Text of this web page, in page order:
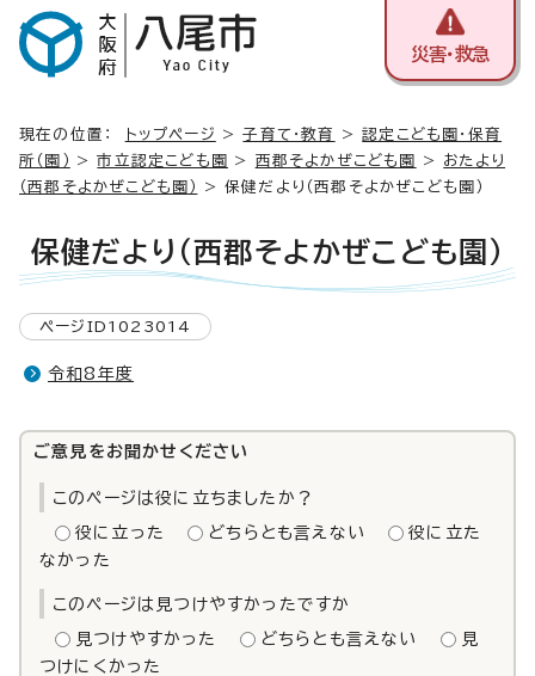
災害・救急
現在の位置： トップページ >子育て・教育 >認定こども園・保育
所（園）
>市立認定こども園 > 西郡そよかぜこども園 > おたより
（西郡そよかぜこども園）
> 保健だより（西郡そよかぜこども園）
保健だより（西郡そよかぜこども園）
ページID1023014
令和8年度
ご意見をお聞かせください
このページは役に立ちましたか？
役に立った どちらとも言えない
役に立た
なかった
このページは見つけやすかったですか
見つけやすかった どちらとも言えない
見
つけにくかった